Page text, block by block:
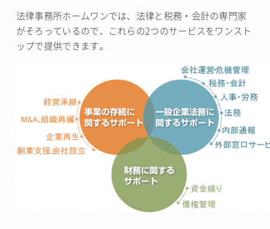
法律事務所ホームワンでは、法律と税務・会計の専門家
がそろっているので、これらの2つのサービスをワンスト
ップで提供できます。